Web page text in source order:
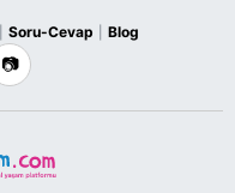
Soru-Cevap Blog
📷